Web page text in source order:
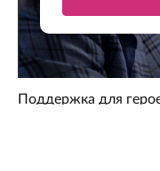
Поддержка для